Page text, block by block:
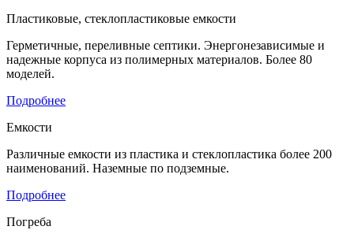
Пластиковые, стеклопластиковые емкости
Герметичные, переливные септики. Энергонезависимые и
надежные корпуса из полимерных материалов. Более 80
моделей.
Подробнее
Емкости
Различные емкости из пластика и стеклопластика более 200
наименований. Наземные по подземные.
Подробнее
Погреба